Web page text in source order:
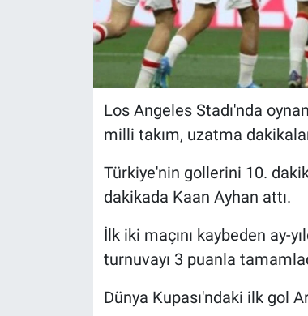
Los Angeles Stadı'nda
milli takım, uzatma
Türkiye'nin gollerini 10.
dakikada Kaan Ayhan attı.
İlk iki maçını kaybeden ay-
turnuvayı 3 puanla
Dünya Kupası'ndaki ilk gol